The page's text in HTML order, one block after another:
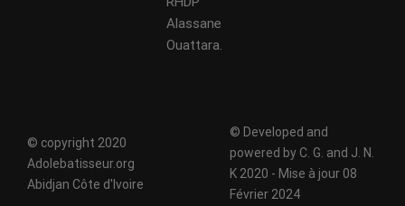
Alassane
Ouattara.
© copyright 2020
Adolebatisseur.org
Abidjan Côte d'Ivoire
© Developed and
powered by C. G. and J. N.
K 2020 - Mise à jour 08
Février 2024